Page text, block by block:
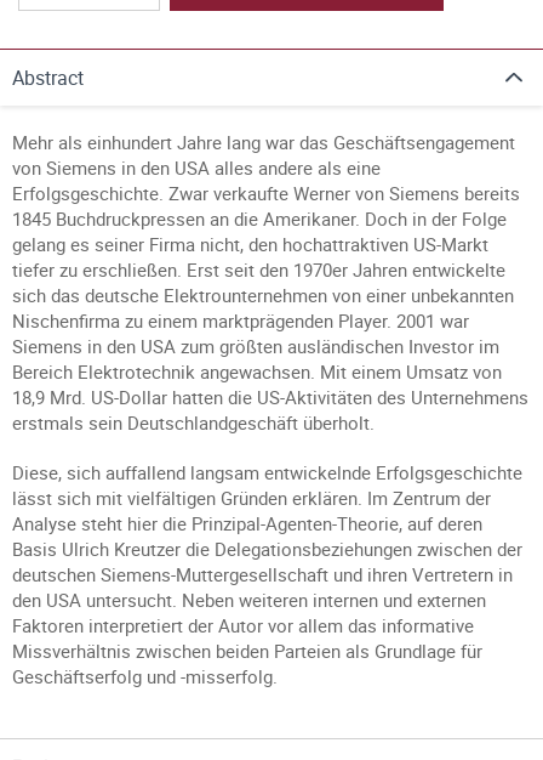
Abstract
Mehr als einhundert Jahre lang war das Geschäftsengagement
von Siemens in den USA alles andere als eine
Erfolgsgeschichte. Zwar verkaufte Werner von Siemens bereits
1845 Buchdruckpressen an die Amerikaner. Doch in der Folge
gelang es seiner Firma nicht, den hochattraktiven US-Markt
tiefer zu erschließen. Erst seit den 1970er Jahren entwickelte
sich das deutsche Elektrounternehmen von einer unbekannten
Nischenfirma zu einem marktprägenden Player. 2001 war
Siemens in den USA zum größten ausländischen Investor im
Bereich Elektrotechnik angewachsen. Mit einem Umsatz von
18,9 Mrd. US-Dollar hatten die US-Aktivitäten des Unternehmens
erstmals sein Deutschlandgeschäft überholt.
Diese, sich auffallend langsam entwickelnde Erfolgsgeschichte
lässt sich mit vielfältigen Gründen erklären. Im Zentrum der
Analyse steht hier die Prinzipal-Agenten-Theorie, auf deren
Basis Ulrich Kreutzer die Delegationsbeziehungen zwischen der
deutschen Siemens-Muttergesellschaft und ihren Vertretern in
den USA untersucht. Neben weiteren internen und externen
Faktoren interpretiert der Autor vor allem das informative
Missverhältnis zwischen beiden Parteien als Grundlage für
Geschäftserfolg und -misserfolg.